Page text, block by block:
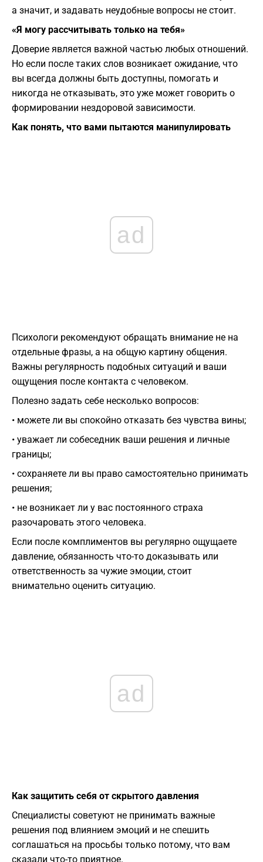
а значит, и задавать неудобные вопросы не стоит.
«Я могу рассчитывать только на тебя»
Доверие является важной частью любых отношений.
Но если после таких слов возникает ожидание, что
вы всегда должны быть доступны, помогать и
никогда не отказывать, это уже может говорить о
формировании нездоровой зависимости.
Как понять, что вами пытаются манипулировать
ad
Психологи рекомендуют обращать внимание не на
отдельные фразы, а на общую картину общения.
Важны регулярность подобных ситуаций и ваши
ощущения после контакта с человеком.
Полезно задать себе несколько вопросов:
• можете ли вы спокойно отказать без чувства вины;
• уважает ли собеседник ваши решения и личные
границы;
• сохраняете ли вы право самостоятельно принимать
решения;
• не возникает ли у вас постоянного страха
разочаровать этого человека.
Если после комплиментов вы регулярно ощущаете
давление, обязанность что-то доказывать или
ответственность за чужие эмоции, стоит
внимательно оценить ситуацию.
ad
Как защитить себя от скрытого давления
Специалисты советуют не принимать важные
решения под влиянием эмоций и не спешить
соглашаться на просьбы только потому, что вам
сказали что-то приятное.